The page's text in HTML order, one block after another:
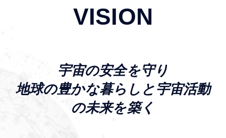
VISION
宇宙の安全を守り
地球の豊かな暮らしと宇宙活動
の未来を築く